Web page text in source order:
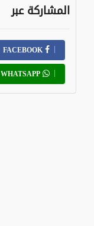
المشاركة عبر
FACEBOOK
WHATSAPP